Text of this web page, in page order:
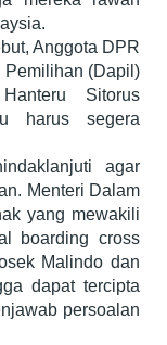
Anggota DPR
Pemilihan (Dapil)
Sitorus
harus segera
agar
Menteri Dalam
yang mewakili
boarding cross
Malindo dan
dapat tercipta
persoalan